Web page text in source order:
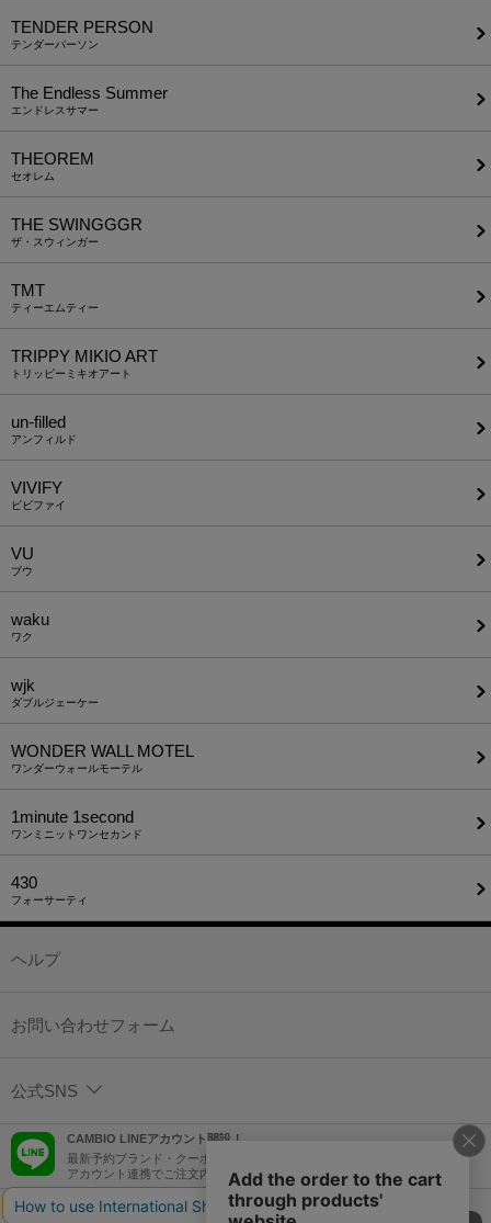
TENDER PERSON
テンダーパーソン
The Endless Summer
エンドレスサマー
THEOREM
セオレム
THE SWINGGGR
ザ・スウィンガー
TMT
ティーエムティー
TRIPPY MIKIO ART
トリッピーミキオアート
un-filled
アンフィルド
VIVIFY
ビビファイ
VU
ブウ
waku
ワク
wjk
ダブルジェーケー
WONDER WALL MOTEL
ワンダーウォールモーテル
1minute​ 1second
ワンミニットワンセカンド
430
フォーサーティ
ヘルプ
お問い合わせフォーム
公式SNS
CAMBIO LINEアカウント開設！
最新予約ブランド・クーポン情報などを配信！
アカウント連携でご注文内容をLINEでも確認可能！